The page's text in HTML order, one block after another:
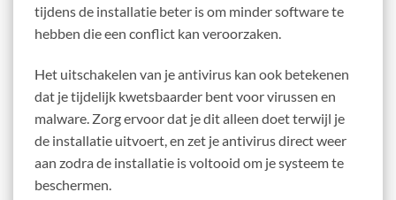
tijdens de installatie beter is om minder software te
hebben die een conflict kan veroorzaken.
Het uitschakelen van je antivirus kan ook betekenen
dat je tijdelijk kwetsbaarder bent voor virussen en
malware. Zorg ervoor dat je dit alleen doet terwijl je
de installatie uitvoert, en zet je antivirus direct weer
aan zodra de installatie is voltooid om je systeem te
beschermen.